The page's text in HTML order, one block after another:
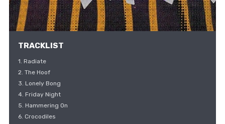
TRACKLIST
1. Radiate
2. The Hoof
3. Lonely Bong
4. Friday Night
5. Hammering On
6. Crocodiles